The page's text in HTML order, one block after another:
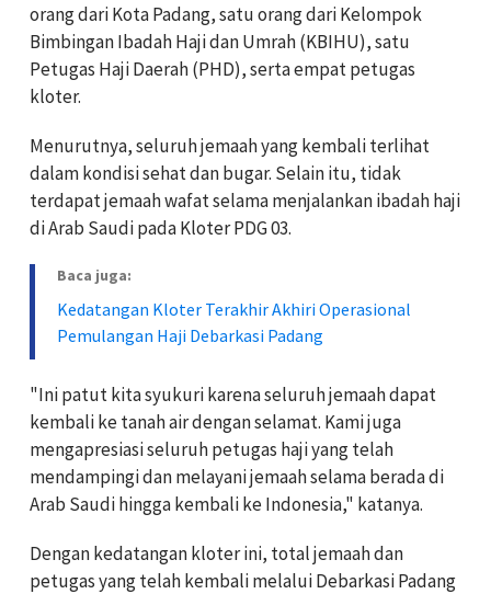
orang dari Kota Padang, satu orang dari Kelompok
Bimbingan Ibadah Haji dan Umrah (KBIHU), satu
Petugas Haji Daerah (PHD), serta empat petugas
kloter.
Menurutnya, seluruh jemaah yang kembali terlihat
dalam kondisi sehat dan bugar. Selain itu, tidak
terdapat jemaah wafat selama menjalankan ibadah haji
di Arab Saudi pada Kloter PDG 03.
Baca juga:
Kedatangan Kloter Terakhir Akhiri Operasional
Pemulangan Haji Debarkasi Padang
"Ini patut kita syukuri karena seluruh jemaah dapat
kembali ke tanah air dengan selamat. Kami juga
mengapresiasi seluruh petugas haji yang telah
mendampingi dan melayani jemaah selama berada di
Arab Saudi hingga kembali ke Indonesia," katanya.
Dengan kedatangan kloter ini, total jemaah dan
petugas yang telah kembali melalui Debarkasi Padang